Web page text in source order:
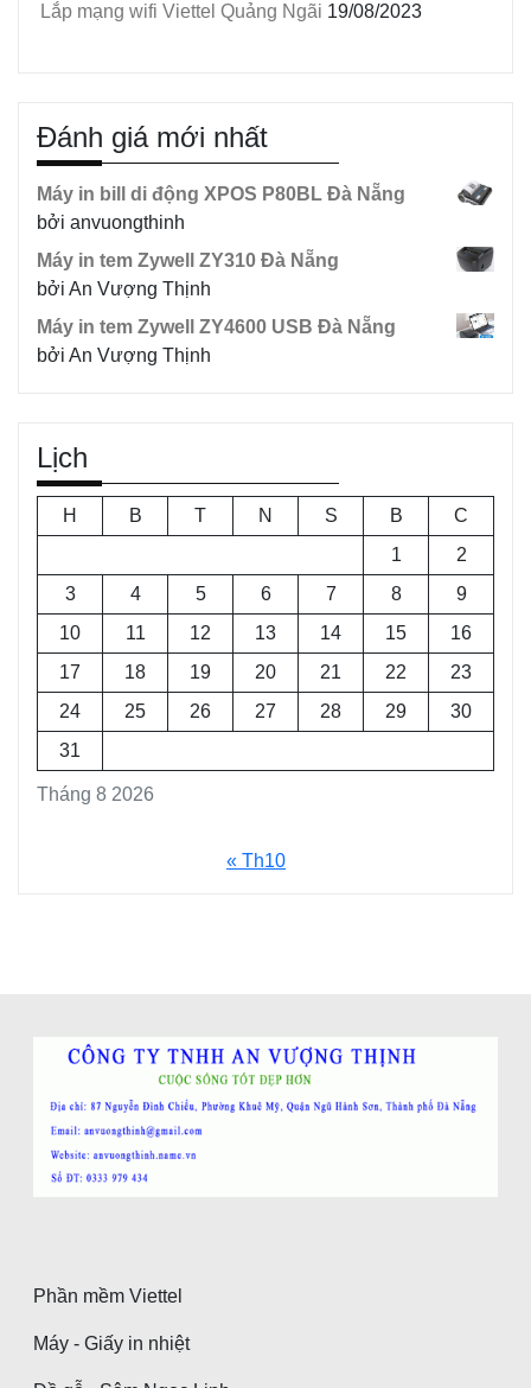
Lắp mạng wifi Viettel Quảng Ngãi 19/08/2023
Đánh giá mới nhất
Máy in bill di động XPOS P80BL Đà Nẵng
bởi anvuongthinh
Máy in tem Zywell ZY310 Đà Nẵng
bởi An Vượng Thịnh
Máy in tem Zywell ZY4600 USB Đà Nẵng
bởi An Vượng Thịnh
Lịch
Tháng 8 2026
H B T N S B
C
1
2
3
4 5 6 7 8
9
10
11 12 13 14 15
16
17
18 19 20 21 22
23
24
25 26 27 28 29
30
31
« Th10
Phần mềm Viettel
Máy - Giấy in nhiệt